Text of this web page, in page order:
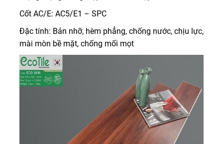
Cốt AC/E: AC5/E1 – SPC
Đặc tính: Bản nhỡ, hèm phẳng, chống nước, chịu lực,
mài mòn bề mặt, chống mối mọt